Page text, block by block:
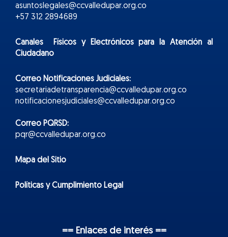
asuntoslegales@ccvalledupar.org.co
+57 312 2894689
Canales Físicos yElectrónicospara la Atención al
Ciudadano
Correo Notificaciones Judiciales:
secretariadetransparencia@ccvalledupar.org.co
notificacionesjudiciales@ccvalledupar.org.co
Correo PQRSD:
pqr@ccvalledupar.org.co
Mapa del Sitio
Políticas y Cumplimiento Legal
== Enlaces de interés ==